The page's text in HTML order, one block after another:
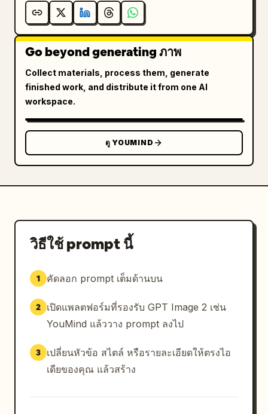
PRACTICE SHAPES THE SILHOUETTE","DRAPING &
PATTERNMAKING","THE PATTERN SYSTEM","SAMPLE
SEWING","FITTING REVEALS TRUTH","REVISED
MAKES IT RIGHT","TEAM COLLABORATION","FINAL
{"title":"การทำแพทเทิร์นและการขึ้น
หุ่น","position":"ขวาบน","count":6,"labels":
["Pattern Drafting","Panel
Line","Balance","Grain
Direction","Patternmaking","Draping"]},
{"title":"การตัดเย็บและชุด
ตัวอย่าง","position":"ขวาก
Test"]},{"title":"การฟิตติ้งและการ
แก้ไข","position":"ขวากลางค่อน
ล่าง","count":4,"labels":["Fit
{"title":"การทำงานเป็นทีม","position":"ซ้าย
Team","Patternmaker","Fabric Table","Fit
Model","Design Review","Technical
{"title":"การนำเสนอชุดสำเร็จ","position":"กลาง
ล่าง","count":5,"labels":["Look","Finished
Go beyond generating ภาพ
Collect materials, process them, generate
finished work, and distribute it from one AI
workspace.
ดู YOUMIND
วิธีใช้ prompt นี้
1 คัดลอก prompt เต็มด้านบน
2
เปิดแพลตฟอร์มที่รองรับ GPT Image 2 เช่น
YouMind แล้ววาง prompt ลงไป
3
เปลี่ยนหัวข้อ สไตล์ หรือรายละเอียดให้ตรงไอ
เดียของคุณ แล้วสร้าง